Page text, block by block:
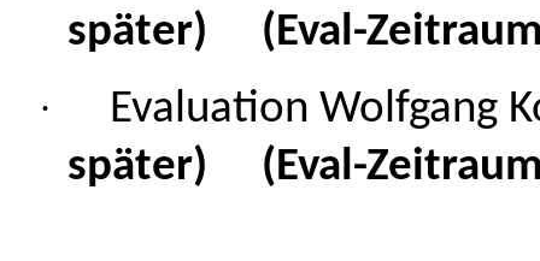
später) (Eval-Zeitraum
·
Evaluation Wolfgang
später) (Eval-Zeitraum